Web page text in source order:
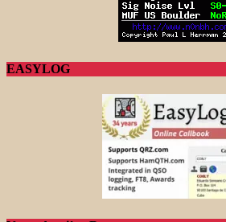
EASYLOG